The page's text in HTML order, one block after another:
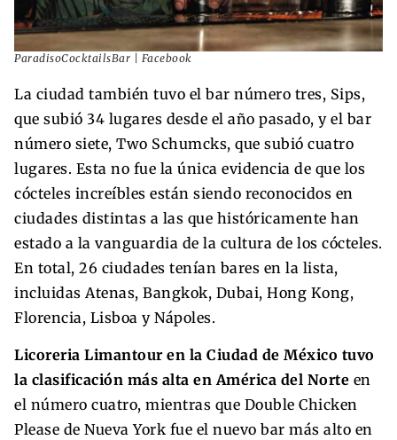
ParadisoCocktailsBar | Facebook
La ciudad también tuvo el bar número tres, Sips,
que subió 34 lugares desde el año pasado, y el bar
número siete, Two Schumcks, que subió cuatro
lugares. Esta no fue la única evidencia de que los
cócteles increíbles están siendo reconocidos en
ciudades distintas a las que históricamente han
estado a la vanguardia de la cultura de los cócteles.
En total, 26 ciudades tenían bares en la lista,
incluidas Atenas, Bangkok, Dubai, Hong Kong,
Florencia, Lisboa y Nápoles.
Licoreria Limantour en la Ciudad de México tuvo
la clasificación más alta en América del Norte en
el número cuatro, mientras que Double Chicken
Please de Nueva York fue el nuevo bar más alto en